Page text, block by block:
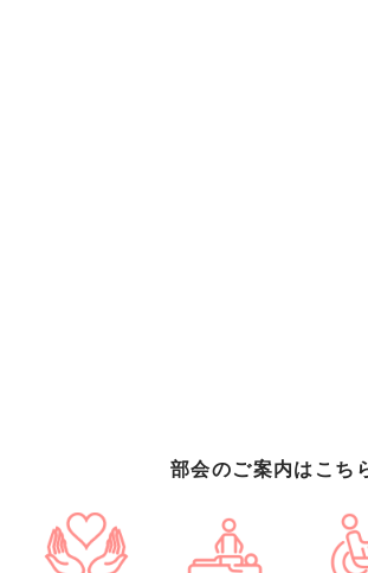
部会のご案内はこち